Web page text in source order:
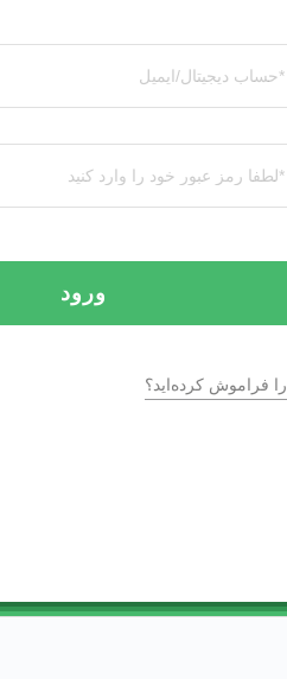
ورود
فراموش کرده‌اید؟